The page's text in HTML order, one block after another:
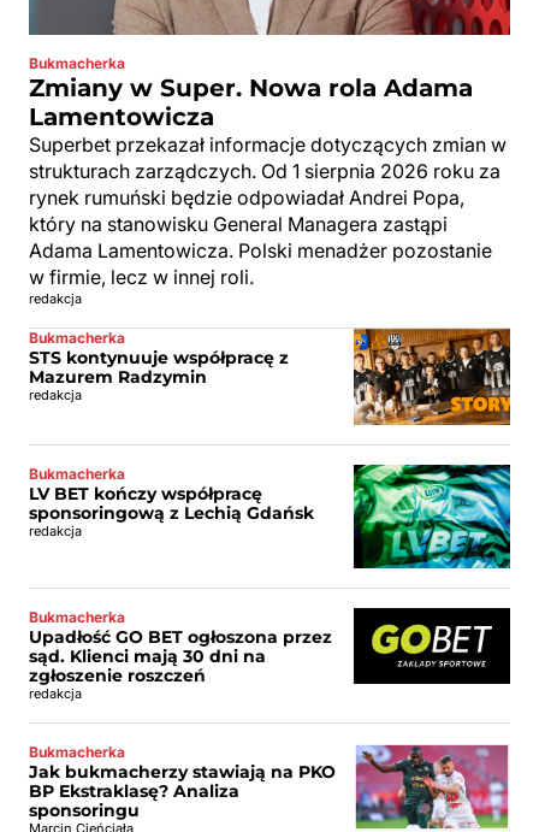
Bukmacherka
Zmiany w Super. Nowa rola Adama
Lamentowicza
Superbet przekazał informacje dotyczących zmian w
strukturach zarządczych. Od 1 sierpnia 2026 roku za
rynek rumuński będzie odpowiadał Andrei Popa,
który na stanowisku General Managera zastąpi
Adama Lamentowicza. Polski menadżer pozostanie
w firmie, lecz w innej roli.
redakcja
Bukmacherka
STS kontynuuje współpracę z
Mazurem Radzymin
redakcja
Bukmacherka
LV BET kończy współpracę
sponsoringową z Lechią Gdańsk
redakcja
Bukmacherka
Upadłość GO BET ogłoszona przez
sąd. Klienci mają 30 dni na
zgłoszenie roszczeń
redakcja
Bukmacherka
Jak bukmacherzy stawiają na PKO
BP Ekstraklasę? Analiza
sponsoringu